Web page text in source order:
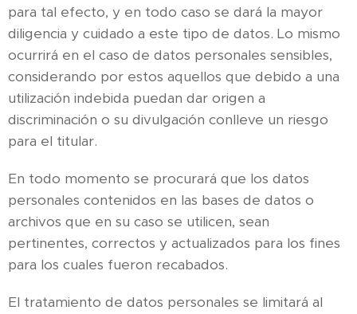
para tal efecto, y en todo caso se dará la mayor
diligencia y cuidado a este tipo de datos. Lo mismo
ocurrirá en el caso de datos personales sensibles,
considerando por estos aquellos que debido a una
utilización indebida puedan dar origen a
discriminación o su divulgación conlleve un riesgo
para el titular.
En todo momento se procurará que los datos
personales contenidos en las bases de datos o
archivos que en su caso se utilicen, sean
pertinentes, correctos y actualizados para los fines
para los cuales fueron recabados.
El tratamiento de datos personales se limitará al